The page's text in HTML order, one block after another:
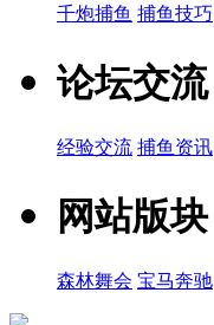
千炮捕鱼 捕鱼技巧
论坛交流
经验交流 捕鱼资讯
网站版块
森林舞会 宝马奔驰